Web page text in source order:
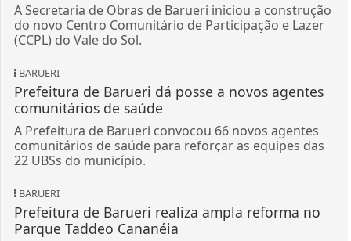
A Secretaria de Obras de Barueri iniciou a construção
do novo Centro Comunitário de Participação e Lazer
(CCPL) do Vale do Sol.
BARUERI
Prefeitura de Barueri dá posse a novos agentes
comunitários de saúde
A Prefeitura de Barueri convocou 66 novos agentes
comunitários de saúde para reforçar as equipes das
22 UBSs do município.
BARUERI
Prefeitura de Barueri realiza ampla reforma no
Parque Taddeo Cananéia